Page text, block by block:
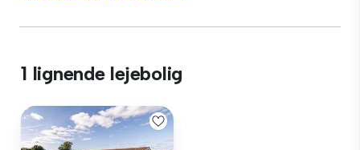
1 lignende lejebolig